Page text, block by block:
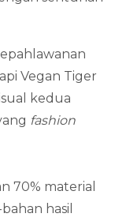
Vegan Tiger
kedua
fashion
70% material
hasil